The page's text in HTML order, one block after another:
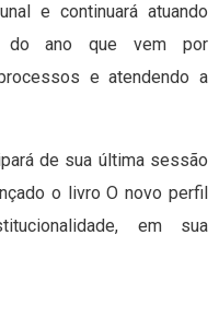
e continuará atuando
do ano que vem por
e atendendo a
de sua última sessão
o livro O novo perfil
em sua